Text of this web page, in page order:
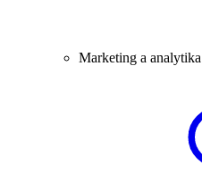
Marketing a analytika